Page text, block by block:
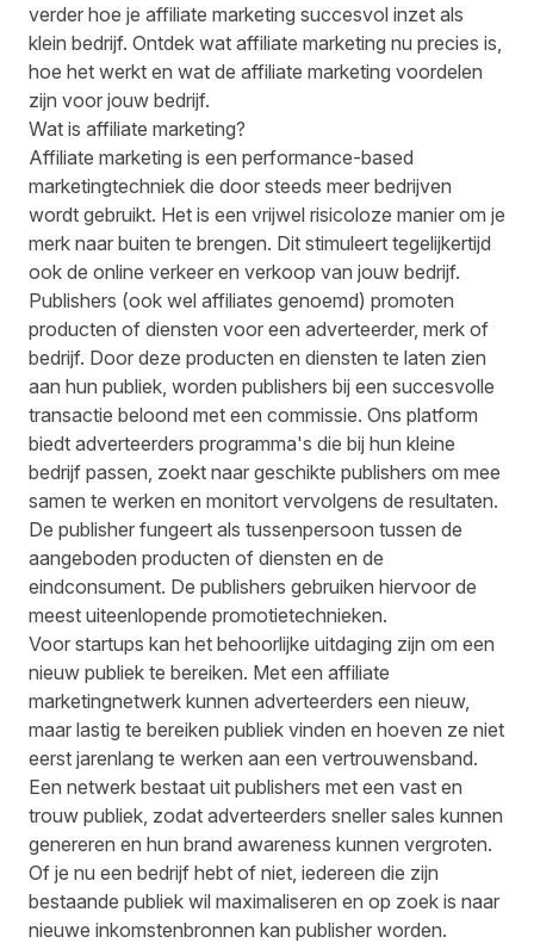
verder hoe je affiliate marketing succesvol inzet als
klein bedrijf. Ontdek wat affiliate marketing nu precies is,
hoe het werkt en wat de affiliate marketing voordelen
zijn voor jouw bedrijf.
Wat is affiliate marketing?
Affiliate marketing is een performance-based
marketingtechniek die door steeds meer bedrijven
wordt gebruikt. Het is een vrijwel risicoloze manier om je
merk naar buiten te brengen. Dit stimuleert tegelijkertijd
ook de online verkeer en verkoop van jouw bedrijf.
Publishers (ook wel affiliates genoemd) promoten
producten of diensten voor een adverteerder, merk of
bedrijf. Door deze producten en diensten te laten zien
aan hun publiek, worden publishers bij een succesvolle
transactie beloond met een commissie. Ons platform
biedt adverteerders programma's die bij hun kleine
bedrijf passen, zoekt naar geschikte publishers om mee
samen te werken en monitort vervolgens de resultaten.
De publisher fungeert als tussenpersoon tussen de
aangeboden producten of diensten en de
eindconsument. De publishers gebruiken hiervoor de
meest uiteenlopende promotietechnieken.
Voor startups kan het behoorlijke uitdaging zijn om een
nieuw publiek te bereiken. Met een affiliate
marketingnetwerk kunnen adverteerders een nieuw,
maar lastig te bereiken publiek vinden en hoeven ze niet
eerst jarenlang te werken aan een vertrouwensband.
Een netwerk bestaat uit publishers met een vast en
trouw publiek, zodat adverteerders sneller sales kunnen
genereren en hun brand awareness kunnen vergroten.
Of je nu een bedrijf hebt of niet, iedereen die zijn
bestaande publiek wil maximaliseren en op zoek is naar
nieuwe inkomstenbronnen kan publisher worden.